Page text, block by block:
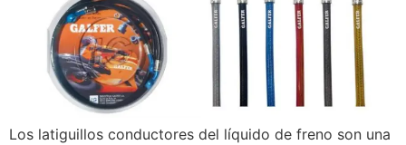
Los latiguillos conductores del líquido de freno son una